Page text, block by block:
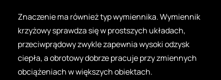
Znaczenie ma również typ wymiennika. Wymiennik
krzyżowy sprawdza się w prostszych układach,
przeciwprądowy zwykle zapewnia wysoki odzysk
ciepła, a obrotowy dobrze pracuje przy zmiennych
obciążeniach w większych obiektach.